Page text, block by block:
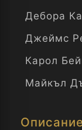
Дебора
Джеймс
Карол
Майкъл
Описание